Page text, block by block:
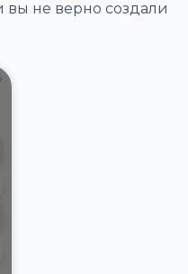
вы не верно создали